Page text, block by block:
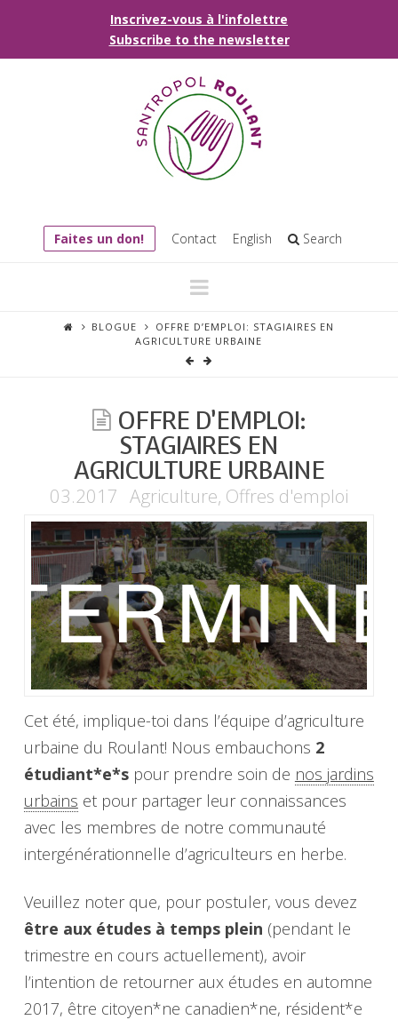
Inscrivez-vous à l'infolettre
Subscribe to the newsletter
Faites un don! Contact English Search
Navigation
BLOGUE
OFFRE D’EMPLOI: STAGIAIRES EN
AGRICULTURE URBAINE
OFFRE D’EMPLOI:
STAGIAIRES EN
AGRICULTURE URBAINE
03.2017 Agriculture, Offres d'emploi
Cet été, implique-toi dans l’équipe d’agriculture
urbaine du Roulant! Nous embauchons 2
étudiant*e*spour prendre soin de nos jardins
urbains et pour partager leur connaissances
avec les membres de notre communauté
intergénérationnelle d’agriculteurs en herbe.
Veuillez noter que, pour postuler, vous devez
être aux études à temps plein (pendant le
trimestre en cours actuellement), avoir
l’intention de retourner aux études en automne
2017, être citoyen*ne canadien*ne, résident*e